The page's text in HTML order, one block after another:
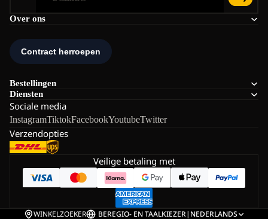
Over ons
Bestellingen
Diensten
Sociale media
InstagramTiktokFacebookYoutubeTwitter
Verzendopties
Veilige betaling met
WINKELZOEKER BEREGIO- EN TAALKIEZER| NEDERLANDS